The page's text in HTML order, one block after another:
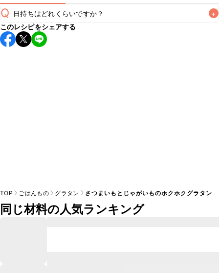
Q 日持ちはどれくらいですか？ +
保存期間は冷蔵で当日中が目安です。なるべくお早めにお召
し上がりください。
このレシピをシェアする
TOP ごはんもの グラタン さつまいもとじゃがいものホクホクグラタン
同じ材料の人気ランキング